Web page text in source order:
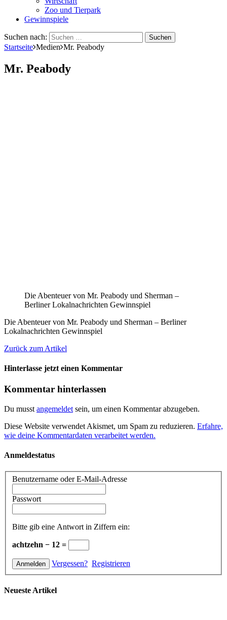
Zoo und Tierpark
Gewinnspiele
Suchen nach:
Startseite Medien Mr. Peabody
Mr. Peabody
Die Abenteuer von Mr. Peabody und Sherman –
Berliner Lokalnachrichten Gewinnspiel
Die Abenteuer von Mr. Peabody und Sherman – Berliner
Lokalnachrichten Gewinnspiel
Zurück zum Artikel
Hinterlasse jetzt einen Kommentar
Kommentar hinterlassen
Du musst angemeldet sein, um einen Kommentar abzugeben.
Diese Website verwendet Akismet, um Spam zu reduzieren. Erfahre,
wie deine Kommentardaten verarbeitet werden.
Anmeldestatus
Benutzername oder E-Mail-Adresse
Passwort
Bitte gib eine Antwort in Ziffern ein:
achtzehn − 12 =
Vergessen? Registrieren
Neueste Artikel